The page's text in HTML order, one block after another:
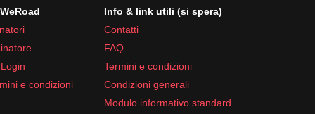
e condizioni
Info & link utili (si spera)
Contatti
FAQ
Termini e condizioni
Condizioni generali
Modulo informativo standard